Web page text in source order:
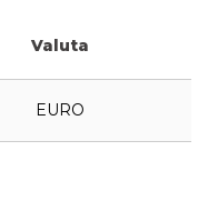
Valuta
EURO